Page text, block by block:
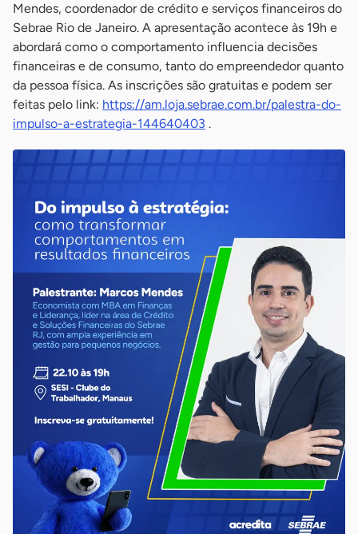
Mendes, coordenador de crédito e serviços financeiros do
Sebrae Rio de Janeiro. A apresentação acontece às 19h e
abordará como o comportamento influencia decisões
financeiras e de consumo, tanto do empreendedor quanto
da pessoa física. As inscrições são gratuitas e podem ser
feitas pelo link: https://am.loja.sebrae.com.br/palestra-do-
impulso-a-estrategia-144640403 .